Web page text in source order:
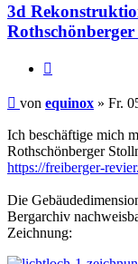
3d
Beitrag
von equinox » Fr.
Ich beschäftige mich
Rothschönberger
https://freiberger-
Die
Bergarchiv
Zeichnung: